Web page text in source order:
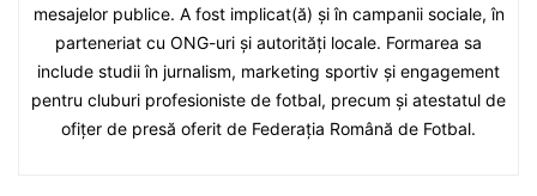
mesajelor publice. A fost implicat(ă) și în campanii sociale, în
parteneriat cu ONG-uri și autorități locale. Formarea sa
include studii în jurnalism, marketing sportiv și engagement
pentru cluburi profesioniste de fotbal, precum și atestatul de
ofițer de presă oferit de Federația Română de Fotbal.